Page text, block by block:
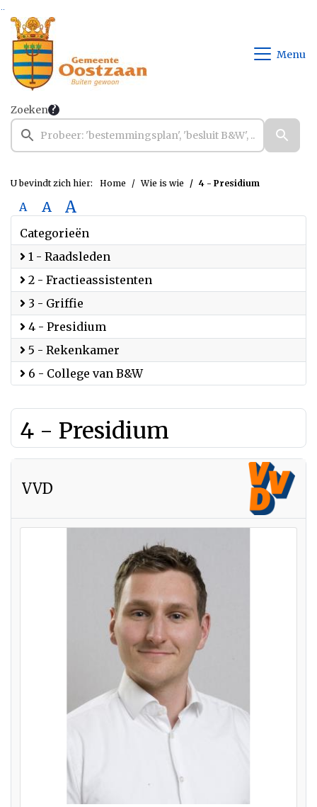
Ga naar de inhoud van deze pagina
Ga naar het zoeken
Ga naar het menu
Menu
Zoeken
U bevindt zich hier: Home Wie is wie 4 - Presidium
A A A
Categorieën
1 - Raadsleden
2 - Fractieassistenten
3 - Griffie
4 - Presidium
5 - Rekenkamer
6 - College van B&W
4 - Presidium
VVD